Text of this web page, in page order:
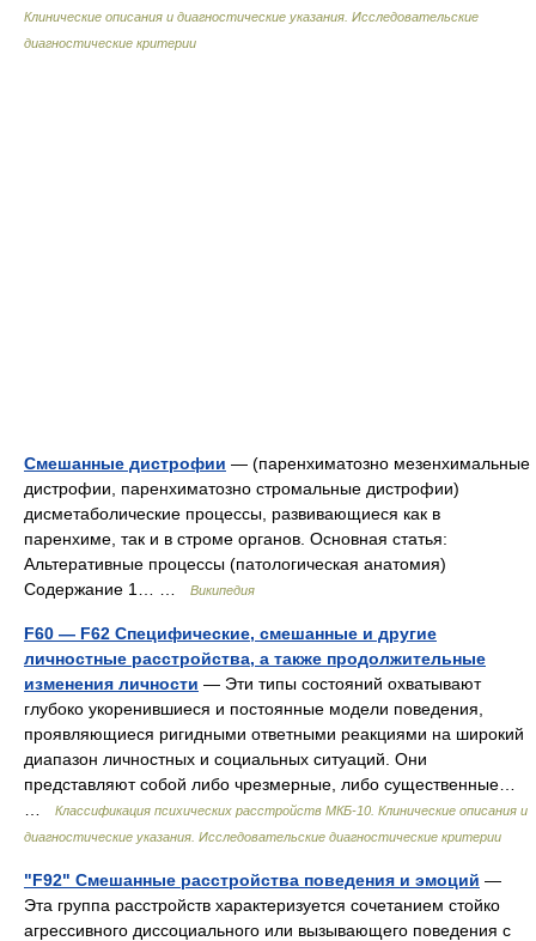
Клинические описания и диагностические указания. Исследовательские
диагностические критерии
Смешанные дистрофии — (паренхиматозно мезенхимальные
дистрофии, паренхиматозно стромальные дистрофии)
дисметаболические процессы, развивающиеся как в
паренхиме, так и в строме органов. Основная статья:
Альтеративные процессы (патологическая анатомия)
Содержание 1… …
Википедия
F60 — F62 Специфические, смешанные и другие
личностные расстройства, а также продолжительные
изменения личности — Эти типы состояний охватывают
глубоко укоренившиеся и постоянные модели поведения,
проявляющиеся ригидными ответными реакциями на широкий
диапазон личностных и социальных ситуаций. Они
представляют собой либо чрезмерные, либо существенные…
Классификация психических расстройств МКБ-10. Клинические описания и
диагностические указания. Исследовательские диагностические критерии
"F92" Смешанные расстройства поведения и эмоций —
Эта группа расстройств характеризуется сочетанием стойко
агрессивного диссоциального или вызывающего поведения с